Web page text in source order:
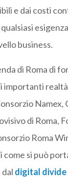
e dai costi
business.
di Roma di
Namex,
di Roma,
Roma
si può
digital divide